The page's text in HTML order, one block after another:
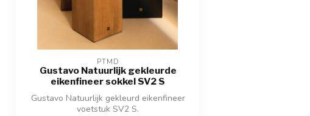
PTMD
Gustavo Natuurlijk gekleurde
eikenfineer sokkel SV2 S
Gustavo Natuurlijk gekleurd eikenfineer
voetstuk SV2 S.